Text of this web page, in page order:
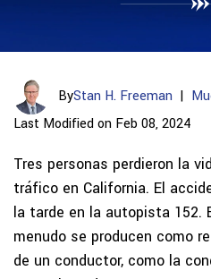
ByStan H. Freeman |
Last Modified on Feb 08, 2024
Tres personas perdieron la
tráfico en California. El
la tarde en la autopista
menudo se producen como
de un conductor, como la